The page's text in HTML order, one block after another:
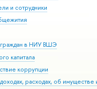
и сотрудники
в НИУ ВШЭ
капитала
коррупции
расходах, об имуществе